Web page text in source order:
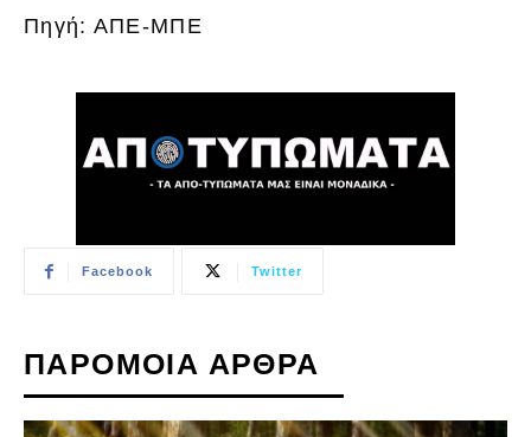
Πηγή: ΑΠΕ-ΜΠΕ
Facebook Twitter
ΠΑΡΟΜΟΙΑ ΑΡΘΡΑ